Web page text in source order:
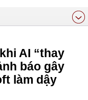
AI “thay
báo gây
làm dậy